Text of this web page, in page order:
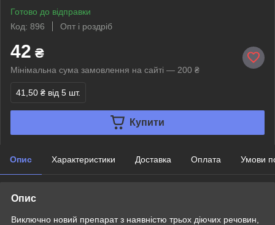
Готово до відправки
Код: 896
Опт і роздріб
42 ₴
Мінімальна сума замовлення на сайті — 200 ₴
41,50 ₴ від 5 шт.
Купити
Опис Характеристики Доставка Оплата Умови
Опис
Виключно новий препарат з наявністю трьох діючих речовин,